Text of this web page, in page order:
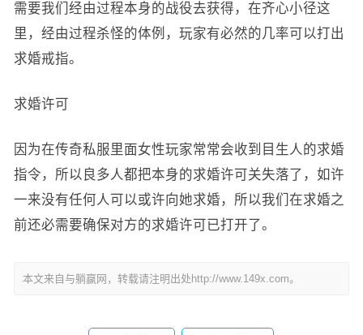
需要我们经由过程本身的战役去获得，在齐心小径这
里，经由过程杀怪的体例，玩家有必然的几率可以打出
求婚戒指。
求婚许可
因为在传奇私服里面女性玩家常常会收到目生人的求婚
指令，所以良多人都把本身的求婚许可关失落了，如许
一来没有任何人可以或许向她求婚，所以我们在求婚之
前还必需要确保对方的求婚许可已打开了。
本文来自与躺赢网，转载请注明出处http://www.149x.com。